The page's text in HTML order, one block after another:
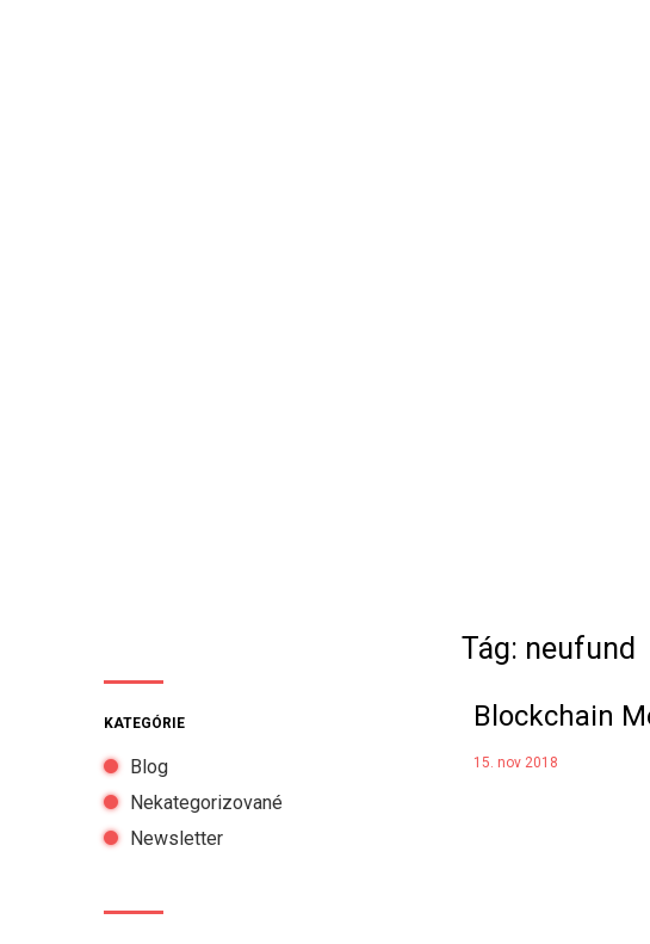
KATEGÓRIE
Blog
Nekategorizované
Newsletter
Tág: neufund
Blockchain
15. nov 2018